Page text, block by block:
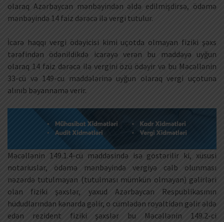
olaraq Azərbaycan mənbəyindən əldə edilmişdirsə, ödəmə
mənbəyində 14 faiz dərəcə ilə vergi tutulur.
İcarə haqqı vergi ödəyicisi kimi uçotda olmayan fiziki şəxs
tərəfindən ödənildikdə icarəyə verən bu maddəyə uyğun
olaraq 14 faiz dərəcə ilə vergini özü ödəyir və bu Məcəllənin
33-cü və 149-cu maddələrinə uyğun olaraq vergi uçotuna
alınıb bəyannamə verir.
Məcəllənin 149.1.4-cü maddəsində isə göstərilir ki, xüsusi
notariuslar, ödəmə mənbəyində vergiyə cəlb olunması
nəzərdə tutulmayan (tutulması mümkün olmayan) gəlirləri
olan fiziki şəxslər, yaxud Azərbaycan Respublikasının
hüdudlarından kənarda gəlir, o cümlədən royaltidən gəlir əldə
edən rezident fiziki şəxslər bu Məcəllənin 149.2-ci